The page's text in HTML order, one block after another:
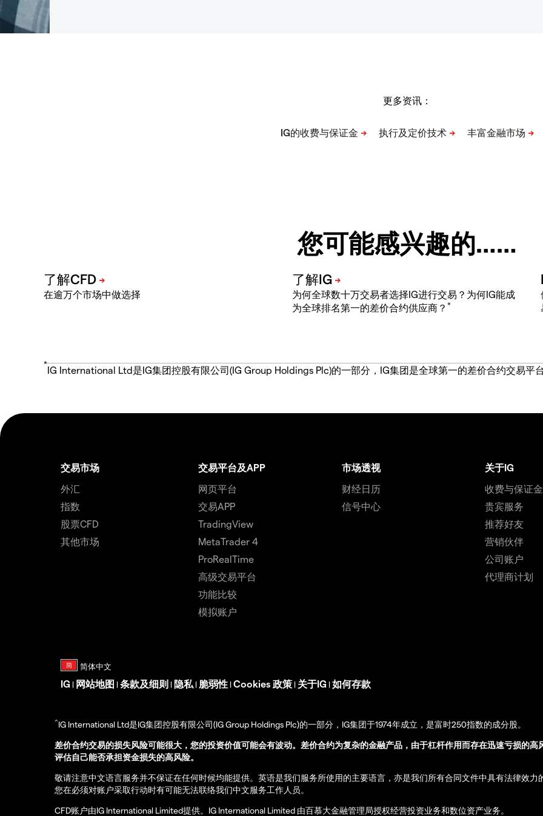
更多资讯：
您可能感兴趣的……
在逾万个市场中做选择
为何全球数十万交易者选择IG进行交易？为何IG能成
为全球排名第一的差价合约供应商？ *
*
IG International Ltd是IG集团控股有限公司(IG Group Holdings Plc)的一部分，IG集团是全球第一的差价合约交易平
交易市场
外汇
指数
股票CFD
其他市场
交易平台及APP
网页平台
交易APP
TradingView
MetaTrader 4
ProRealTime
高级交易平台
功能比较
模拟账户
市场透视
财经日历
信号中心
关于IG
收费与保证金
贵宾服务
推荐好友
营销伙伴
公司账户
代理商计划
IG | 网站地图 | 条款及细则 | 隐私 | 脆弱性 | Cookies 政策 | 关于IG | 如何存款
^IG International Ltd是IG集团控股有限公司(IG Group Holdings Plc)的一部分，IG集团于1974年成立，是富时250指数的成分股。
差价合约交易的损失风险可能很大，您的投资价值可能会有波动。差价合约为复杂的金融产品，由于杠杆作用而存在迅速亏损的
评估自己能否承担资金损失的高风险。
敬请注意中文语言服务并不保证在任何时候均能提供。英语是我们服务所使用的主要语言，亦是我们所有合同文件中具有法律效力
您在必须对账户采取行动时有可能无法联络我们中文服务工作人员。
CFD账户由IG International Limited提供。IG International Limited 由百慕大金融管理局授权经营投资业务和数位资产业务。